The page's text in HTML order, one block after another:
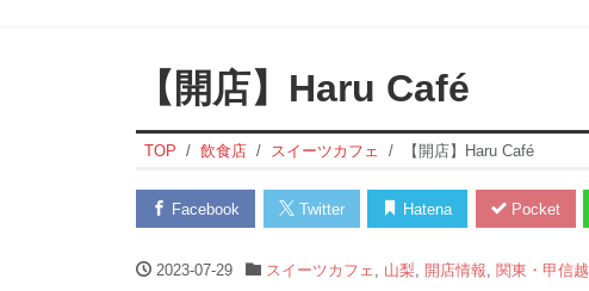
【開店】Haru Café
TOP 飲食店 スイーツカフェ 【開店】Haru Café
Facebook Twitter Hatena Pocket
2023-07-29 スイーツカフェ 山梨 開店情報 関東・甲信越